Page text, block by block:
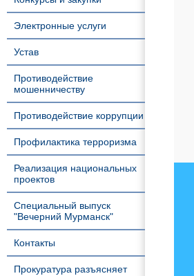
Электронные услуги
Устав
Противодействие
мошенничеству
Противодействие коррупции
Профилактика терроризма
Реализация национальных
проектов
Специальный выпуск
"Вечерний Мурманск"
Контакты
Прокуратура разъясняет